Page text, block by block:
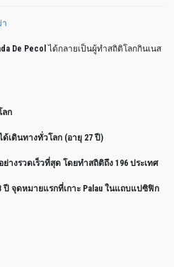
า
De Pecol ได้กลายเป็นผู้ทำสถิติโลกกินเนส
ลก
เดินทางทั่วโลก (อายุ 27 ปี)
างรวดเร็วที่สุด โดยทำสถิติถึง 196 ประเทศ
ปี จุดหมายแรกที่เกาะ Palau ในแถบแปซิฟิก